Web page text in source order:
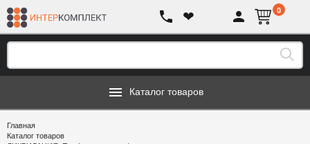
❤ 0
Каталог товаров
Главная
Каталог товаров